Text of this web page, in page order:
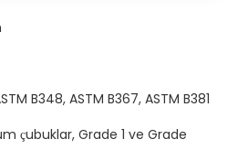
B348, ASTM B367, ASTM B381
çubuklar, Grade 1 ve Grade